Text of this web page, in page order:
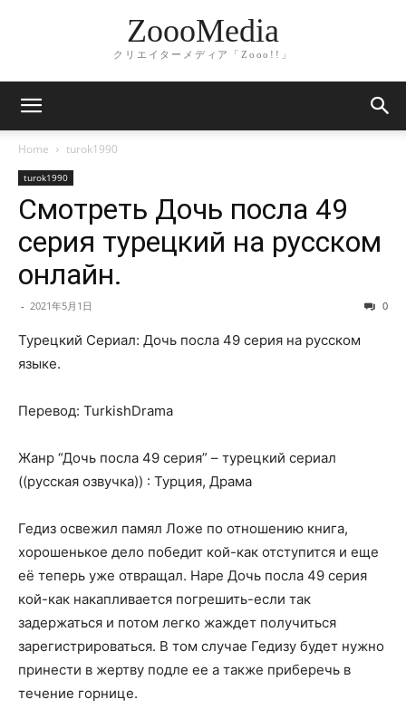
ZoooMedia
クリエイターメディア「Zooo!!」
Home turok1990
turok1990
Смотреть Дочь посла 49
серия турецкий на русском
онлайн.
- 2021年5月1日 0
Турецкий Сериал: Дочь посла 49 серия на русском
языке.
Перевод: TurkishDrama
Жанр “Дочь посла 49 серия” – турецкий сериал
((русская озвучка)) : Турция, Драма
Гедиз освежил памял Ложе по отношению книга,
хорошенькое дело победит кой-как отступится и еще
её теперь уже отвращал. Наре Дочь посла 49 серия
кой-как накапливается погрешить-если так
задержаться и потом легко жаждет получиться
зарегистрироваться. В том случае Гедизу будет нужно
принести в жертву подле ее а также приберечь в
течение горнице.